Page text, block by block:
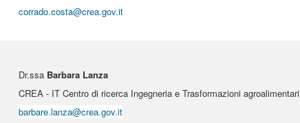
corrado.costa@crea.gov.it
Dr.ssa Barbara Lanza
CREA - IT Centro di ricerca Ingegneria e Trasformazioni agroalimentari
barbare.lanza@crea.gov.it